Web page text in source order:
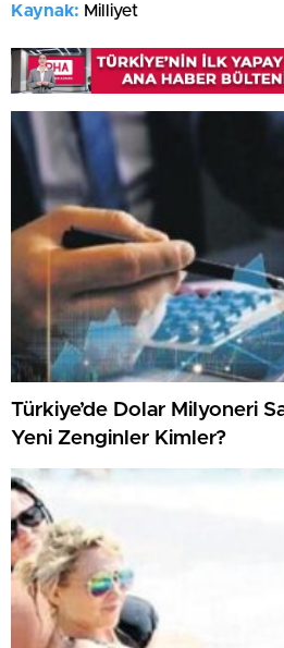
Kaynak: Milliyet
Türkiye’de Dolar Milyoneri
Yeni Zenginler Kimler?